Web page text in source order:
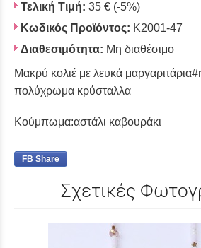
Τελική Τιμή: 35 € (-5%)
Κωδικός Προϊόντος: K2001-47
Διαθεσιμότητα: Μη διαθέσιμο
Μακρύ κολιέ με λευκά
πολύχρωμα κρύσταλλα
Κούμπωμα:αστάλι καβουράκι
FB Share
Σχετικές